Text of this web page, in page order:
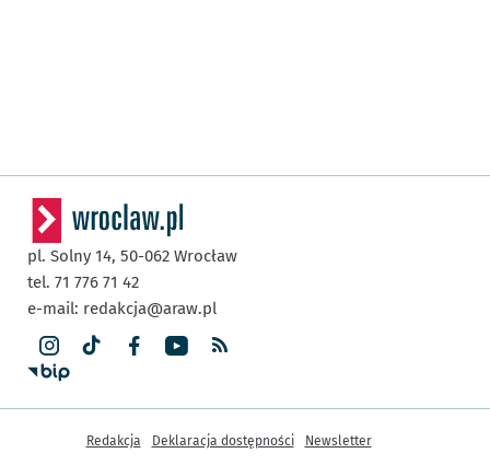
pl. Solny 14, 50-062 Wrocław
tel. 71 776 71 42
e-mail: redakcja@araw.pl
Inne informacje
Redakcja Deklaracja dostępności Newsletter